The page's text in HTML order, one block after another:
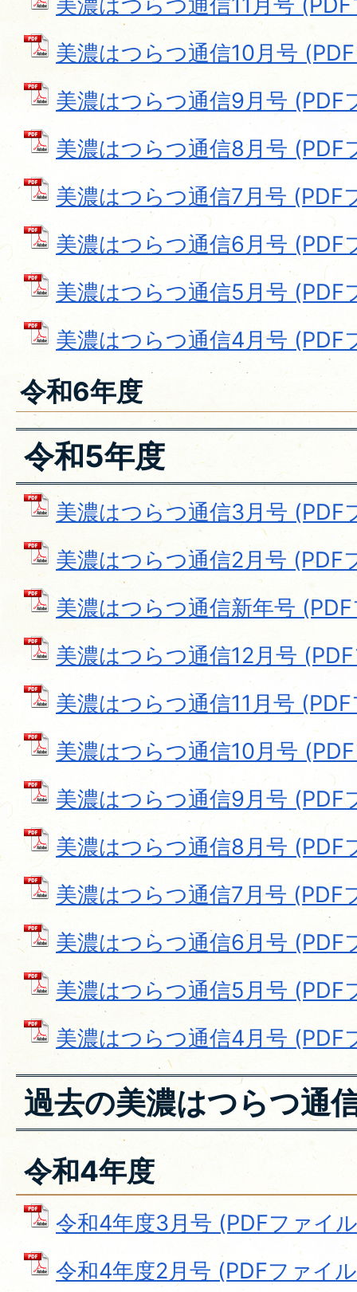
美濃はつらつ通信10月号
美濃はつらつ通信9月号 (PDF
美濃はつらつ通信8月号 (PDF
美濃はつらつ通信7月号 (PDF
美濃はつらつ通信6月号 (PDF
美濃はつらつ通信5月号 (PDF
美濃はつらつ通信4月号 (PDF
令和6年度
令和5年度
美濃はつらつ通信3月号 (PDF
美濃はつらつ通信2月号 (PDF
美濃はつらつ通信新年号
美濃はつらつ通信12月号
美濃はつらつ通信11月号
美濃はつらつ通信10月号
美濃はつらつ通信9月号 (PDF
美濃はつらつ通信8月号 (PDF
美濃はつらつ通信7月号 (PDF
美濃はつらつ通信6月号 (PDF
美濃はつらつ通信5月号 (PDF
美濃はつらつ通信4月号 (PDF
過去の美濃はつらつ通
令和4年度
令和4年度3月号 (PDFファイ
令和4年度2月号 (PDFファイ